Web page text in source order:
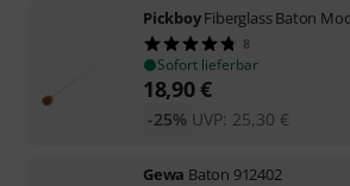
PickboyFiberglass Baton
8
Sofort lieferbar
18,90€
UVP: 25,30 €
-25%
Gewa Baton 912402